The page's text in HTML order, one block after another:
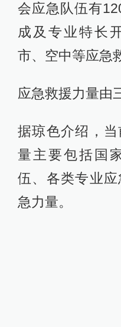
会应急队伍有
成及专业特长
市、空中等应急
应急救援力量由
据琼色介绍，
量主要包括国
伍、各类专业
急力量。